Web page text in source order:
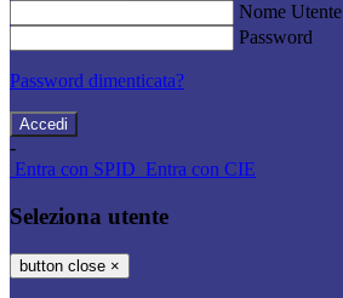
Nome Utente
Password
Password dimenticata?
-
Entra con SPID Entra con CIE
Seleziona utente
button close ×